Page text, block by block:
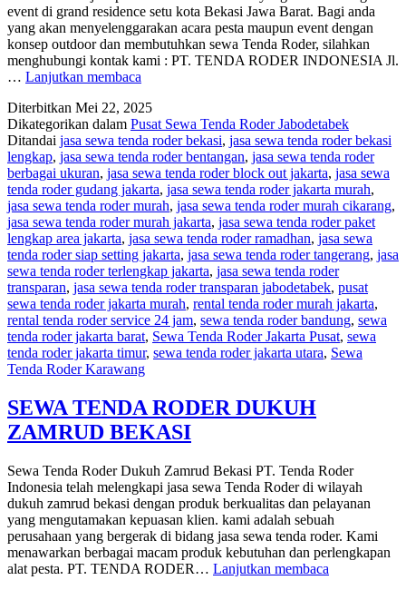
event di grand residence setu kota Bekasi Jawa Barat. Bagi anda
yang akan menyelenggarakan acara pesta maupun event dengan
konsep outdoor dan membutuhkan sewa Tenda Roder, silahkan
menghubungi kontak kami : PT. TENDA RODER INDONESIA Jl.
… Lanjutkan membaca
RODER
GRAND
RESIDENCE
SETU
BEKASI
Diterbitkan Mei 22, 2025
Dikategorikan dalam Pusat Sewa Tenda Roder Jabodetabek
Ditandai jasa sewa tenda roder bekasi, jasa sewa tenda roder bekasi
lengkap, jasa sewa tenda roder bentangan, jasa sewa tenda roder
berbagai ukuran, jasa sewa tenda roder block out jakarta, jasa sewa
tenda roder gudang jakarta, jasa sewa tenda roder jakarta murah,
jasa sewa tenda roder murah, jasa sewa tenda roder murah cikarang,
jasa sewa tenda roder murah jakarta, jasa sewa tenda roder paket
lengkap area jakarta, jasa sewa tenda roder ramadhan, jasa sewa
tenda roder siap setting jakarta, jasa sewa tenda roder tangerang, jasa
sewa tenda roder terlengkap jakarta, jasa sewa tenda roder
transparan, jasa sewa tenda roder transparan jabodetabek, pusat
sewa tenda roder jakarta murah, rental tenda roder murah jakarta,
rental tenda roder service 24 jam, sewa tenda roder bandung, sewa
tenda roder jakarta barat, Sewa Tenda Roder Jakarta Pusat, sewa
tenda roder jakarta timur, sewa tenda roder jakarta utara, Sewa
Tenda Roder Karawang
SEWA TENDA RODER DUKUH
ZAMRUD BEKASI
Sewa Tenda Roder Dukuh Zamrud Bekasi PT. Tenda Roder
Indonesia telah melengkapi jasa sewa Tenda Roder di wilayah
dukuh zamrud bekasi dengan produk berkualitas dan pelayanan
yang mengutamakan kepuasan klien. kami adalah sebuah
perusahaan yang bergerak di bidang jasa sewa tenda roder. Kami
menawarkan berbagai macam produk kebutuhan dan perlengkapan
alat pesta. PT. TENDA RODER… Lanjutkan membaca